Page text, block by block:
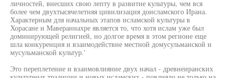
личностей, внесших свою лепту в развитие культуры, чем вся
более чем двухтысячелетняя цивилизация доисламского Ирана.
Характерным для начальных этапов исламской культуры в
Хорасане и Мавераннахре является то, что хотя ислам уже был
доминирующей религией, но долгое время в этом регионе еще
шла конкуренция и взаимодействие местной домусульманской и
мусульманской культур.'
Это переплетение и взаимовлияние двух начал - древнеиранских